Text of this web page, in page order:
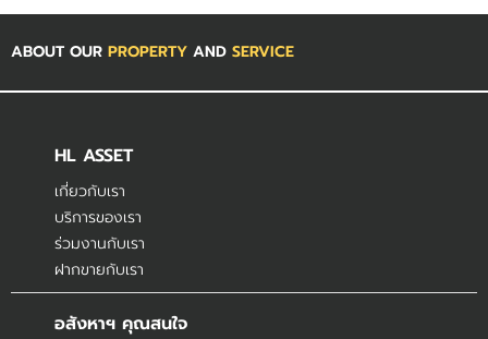
ABOUT OUR PROPERTY AND SERVICE
HL ASSET
เกี่ยวกับเรา
บริการของเรา
ร่วมงานกับเรา
ฝากขายกับเรา
อสังหาฯ คุณสนใจ